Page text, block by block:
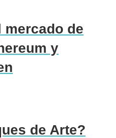
mercado de
y
de Arte?